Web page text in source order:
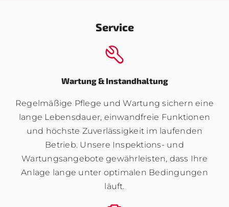
Service
Wartung & Instandhaltung
Regelmäßige Pflege und Wartung sichern eine
lange Lebensdauer, einwandfreie Funktionen
und höchste Zuverlässigkeit im laufenden
Betrieb. Unsere Inspektions- und
Wartungsangebote gewährleisten, dass Ihre
Anlage lange unter optimalen Bedingungen
läuft.